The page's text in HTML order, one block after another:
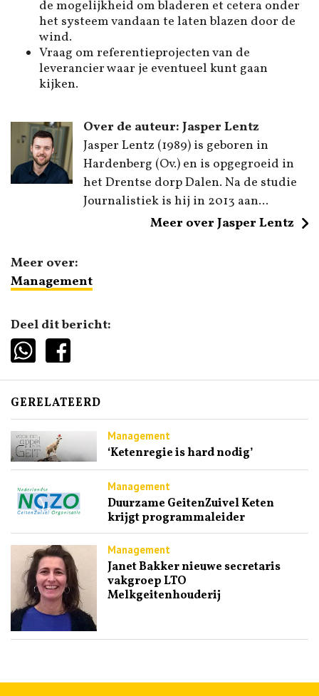
de mogelijkheid om bladeren et cetera onder
het systeem vandaan te laten blazen door de
wind.
Vraag om referentieprojecten van de
leverancier waar je eventueel kunt gaan
kijken.
Over de auteur: Jasper Lentz
Jasper Lentz (1989) is geboren in
Hardenberg (Ov.) en is opgegroeid in
het Drentse dorp Dalen. Na de studie
Journalistiek is hij in 2013 aan...
Meer over Jasper Lentz
Meer over:
Management
Deel dit bericht:
GERELATEERD
Management
‘Ketenregie is hard nodig’
Management
Duurzame GeitenZuivel Keten
krijgt programmaleider
Management
Janet Bakker nieuwe secretaris
vakgroep LTO
Melkgeitenhouderij